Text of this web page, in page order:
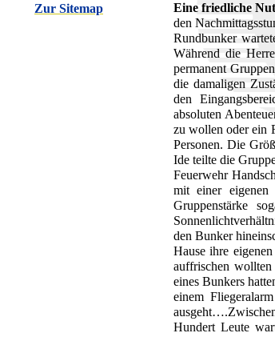
Eine friedliche
den
Rundbunker
Während die
permanent
die damaligen
den
absoluten
zu wollen oder ein
Personen. Die
Ide teilte die
Feuerwehr
mit einer
Gruppenstärke
den Bunker
Hause ihre
auffrischen
eines Bunkers
einem
Hundert Leute
Zur Sitemap